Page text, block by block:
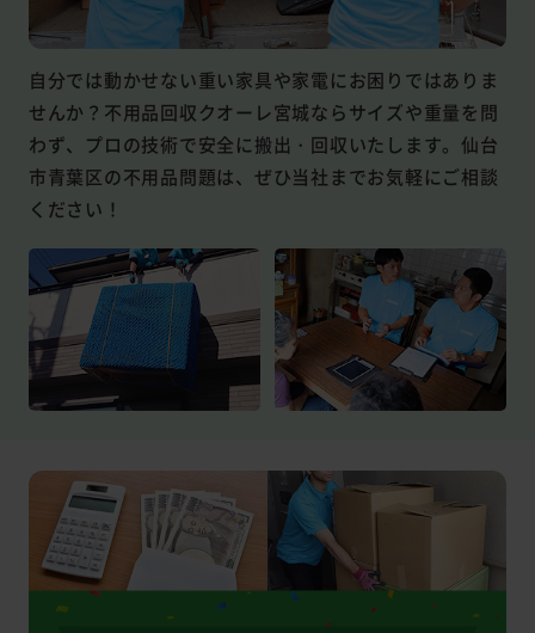
自分では動かせない重い家具や家電にお困りではありま
せんか？不用品回収クオーレ宮城ならサイズや重量を問
わず、プロの技術で安全に搬出・回収いたします。仙台
市青葉区の不用品問題は、ぜひ当社までお気軽にご相談
ください！